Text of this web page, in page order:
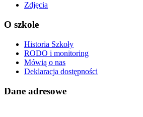
Zdjęcia
O szkole
Historia Szkoły
RODO i monitoring
Mówią o nas
Deklaracja dostępności
Dane adresowe